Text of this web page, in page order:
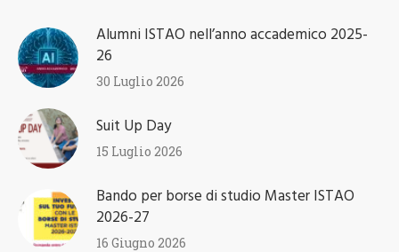
Alumni ISTAO nell’anno accademico 2025-
26
30 Luglio 2026
Suit Up Day
15 Luglio 2026
Bando per borse di studio Master ISTAO
2026-27
16 Giugno 2026